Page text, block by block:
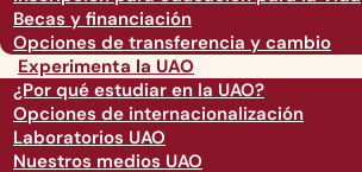
Becas y financiación
Opciones de transferencia y cambio
Experimenta la UAO
¿Por qué estudiar en la UAO?
Opciones de internacionalización
Laboratorios UAO
Nuestros medios UAO